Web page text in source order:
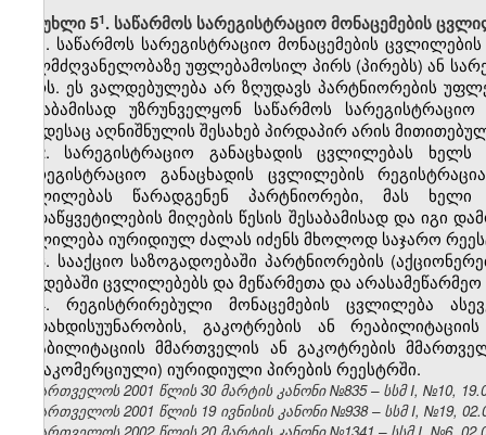
მუხლი 5​1. საწარმოს სარეგისტრაციო მონაცემების
1. საწარმოს სარეგისტრაციო მონაცემების
ხელმძღვანელობაზე უფლებამოსილ პირს (პირებს) ან
პირს. ეს ვალდებულება არ ზღუდავს პარტნიორების
შესაბამისად უზრუნველყონ საწარმოს
როდესაც აღნიშნულის შესახებ პირდაპირ არის
2. სარეგისტრაციო განაცხადის ცვლილებას
სარეგისტრაციო განაცხადის ცვლილების
ცვლილებას წარადგენენ პარტნიორები, მას
გადაწყვეტილების მიღების წესის შესაბამისად და იგი
ცვლილება იურიდიულ ძალას იძენს მხოლოდ საჯარო
3. სააქციო საზოგადოებაში პარტნიორების
წესდებაში ცვლილებებს და მეწარმეთა და
4. რეგისტრირებული მონაცემების ცვლილება
გადახდისუუნარობის, გაკოტრების ან
რეაბილიტაციის მმართველის ან გაკოტრების
(არაკომერციული) იურიდიული პირების რეესტრში.
საქართველოს 2001 წლის 30 მარტის კანონი №835 – სსმ I, №10,
საქართველოს 2001 წლის 19 ივნისის კანონი №938 – სსმ I, №19,